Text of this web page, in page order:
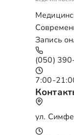
Запись
(050)
7:00-
ул.